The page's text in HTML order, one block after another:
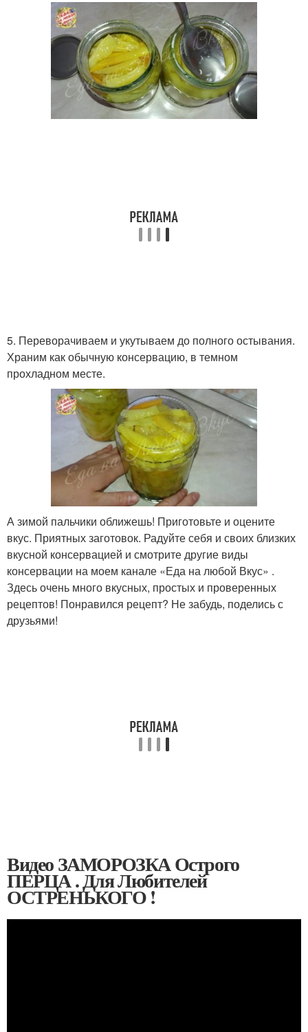
5. Переворачиваем и укутываем до полного остывания.
Храним как обычную консервацию, в темном
прохладном месте.
А зимой пальчики оближешь! Приготовьте и оцените
вкус. Приятных заготовок. Радуйте себя и своих близких
вкусной консервацией и смотрите другие виды
консервации на моем канале «Еда на любой Вкус» .
Здесь очень много вкусных, простых и проверенных
рецептов! Понравился рецепт? Не забудь, поделись с
друзьями!
Видео ЗАМОРОЗКА Острого
ПЕРЦА . Для Любителей
ОСТРЕНЬКОГО !